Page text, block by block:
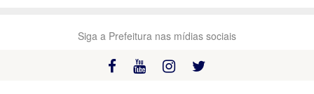
Siga a Prefeitura nas mídias sociais